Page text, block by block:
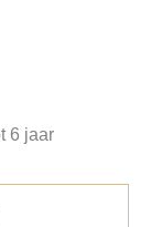
6 jaar